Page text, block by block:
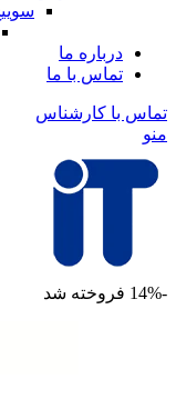
درباره ما
تماس با ما
تماس با کارشناس
منو
-14% فروخته شد